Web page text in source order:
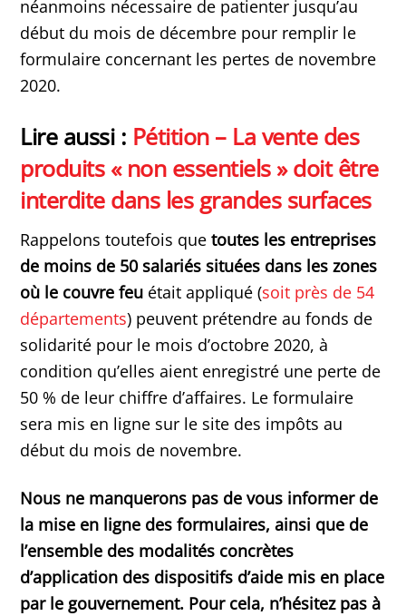
néanmoins nécessaire de patienter jusqu’au
début du mois de décembre pour remplir le
formulaire concernant les pertes de novembre
2020.
Lire aussi : Pétition – La vente des
produits « non essentiels » doit être
interdite dans les grandes surfaces
Rappelons toutefois quetoutes les entreprises
de moins de 50 salariés situées dans les zones
où le couvre feu était appliqué (soit près de 54
départements) peuvent prétendre au fonds de
solidarité pour le mois d’octobre 2020, à
condition qu’elles aient enregistré une perte de
50 % de leur chiffre d’affaires. Le formulaire
sera mis en ligne sur le site des impôts au
début du mois de novembre.
Nous ne manquerons pas de vous informer de
la mise en ligne des formulaires, ainsi que de
l’ensemble des modalités concrètes
d’application des dispositifs d’aide mis en place
par le gouvernement. Pour cela, n’hésitez pas à